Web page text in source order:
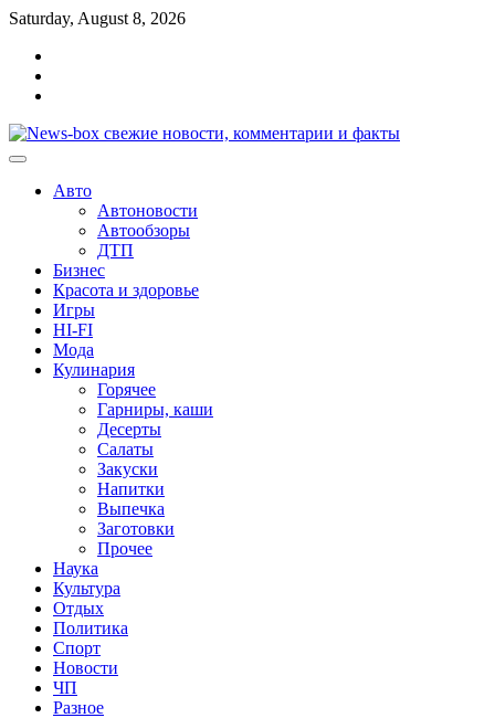
Перейти
содержимому
Saturday, August 8, 2026
Авто
Автоновости
Автообзоры
ДТП
Бизнес
Красота и здоровье
Игры
HI-FI
Мода
Кулинария
Горячее
Гарниры, каши
Десерты
Салаты
Закуски
Напитки
Выпечка
Заготовки
Прочее
Наука
Культура
Отдых
Политика
Спорт
Новости
ЧП
Разное